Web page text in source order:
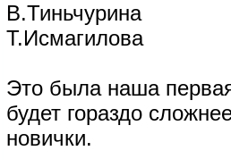
В.Тиньчурина
Т.Исмагилова
Это была наша
будет гораздо
новички.